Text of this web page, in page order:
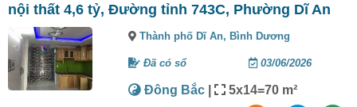
nội thất 4,6 tỷ, Đường tỉnh 743C, Phường Dĩ An
Thành phố Dĩ An,Bình Dương
Đã có sổ 03/06/2026
Đông Bắc | 5x14=70 m²